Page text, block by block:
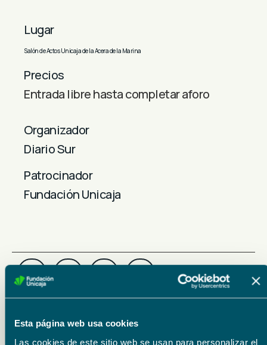
Esta página web usa cookies
Las cookies de este sitio web se usan para personalizar el
Lugar
Salón de Actos Unicaja de la Acera de la Marina
Precios
Entrada libre hasta completar aforo
Organizador
Diario Sur
Patrocinador
Fundación Unicaja